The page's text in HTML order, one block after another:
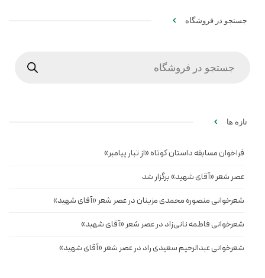
جستجو در فروشگاه
تازه ها
فراخوان مسابقه داستان کوتاه «از تبار پیامبر»
عصر شعر «آقای شهید» برگزار شد
شعرخوانی منصوره محمدی مزینان در عصر شعر «آقای شهید»
شعرخوانی فاطمه نانی‌زاد در عصر شعر «آقای شهید»
شعرخوانی عبدالرحیم سعیدی راد در عصر شعر «آقای شهید»